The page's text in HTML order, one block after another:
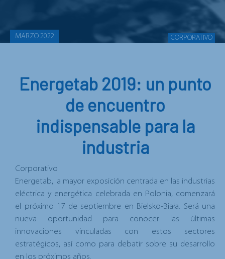
MARZO 2022 CORPORATIVO
Energetab 2019: un punto
de encuentro
indispensable para la
industria
Corporativo
Energetab, la mayor exposición centrada en las industrias
eléctrica y energética celebrada en Polonia, comenzará
el próximo 17 de septiembre en Bielsko-Biała. Será una
nueva oportunidad para conocer las últimas
innovaciones vinculadas con estos sectores
estratégicos, así como para debatir sobre su desarrollo
en los próximos años.